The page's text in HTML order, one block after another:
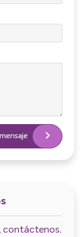
contáctenos.